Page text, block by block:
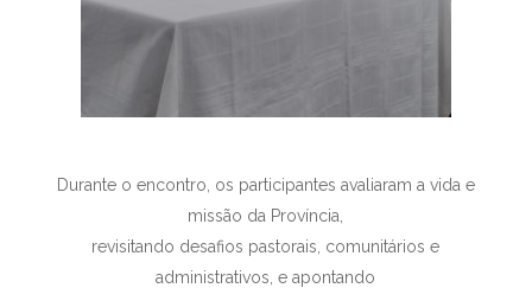
Durante o encontro, os participantes avaliaram a vida e
missão da Província,
revisitando desafios pastorais, comunitários e
administrativos, e apontando